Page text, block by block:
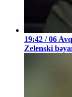
19:42 / 06
Zelenski